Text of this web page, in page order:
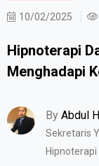
10/02/2025
Hipnoterapi
Menghadapi
By Abdul
Sekretaris
Hipnoterapi